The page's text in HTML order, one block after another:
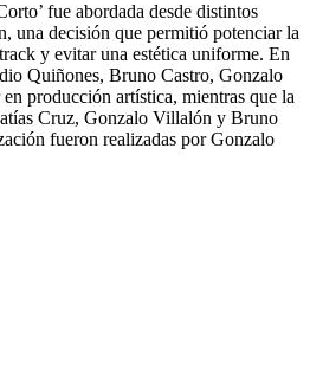
fue abordada desde distintos
una decisión que permitió potenciar la
y evitar una estética uniforme. En
Quiñones, Bruno Castro, Gonzalo
producción artística, mientras que la
Cruz, Gonzalo Villalón y Bruno
fueron realizadas por Gonzalo